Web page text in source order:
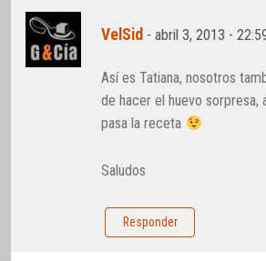
VelSid -abril 3, 2013 -
Así es Tatiana, nosotros
de hacer el huevo sorpresa,
pasa la receta
Saludos
Responder